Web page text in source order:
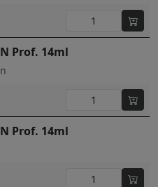
Prof. 14ml
Prof. 14ml